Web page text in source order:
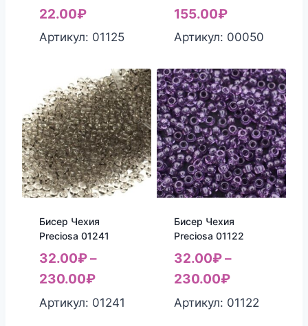
цена
составляла
22.00₽Текущая
цена:
Артикул: 01125
155.00₽
Артикул: 00050
Бисер Чехия
Preciosa 01241
32.00₽–
230.00₽
Артикул: 01241
Бисер Чехия
Preciosa 01122
32.00₽–
230.00₽
Артикул: 01122